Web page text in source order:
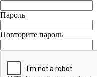
Пароль
Повторите пароль